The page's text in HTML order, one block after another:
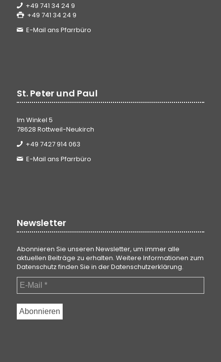
+49 741 34 24 9
+49 741 34 24 9
E-Mail ans Pfarrbüro
St. Peter und Paul
Im Winkel 5
78628 Rottweil-Neukirch
+49 7427 914 063
E-Mail ans Pfarrbüro
Newsletter
Abonnieren Sie unseren Newsletter, um immer alle
aktuellen Beiträge zu erhalten. Weitere Informationen zum
Datenschutz finden Sie in derDatenschutzerklärung.